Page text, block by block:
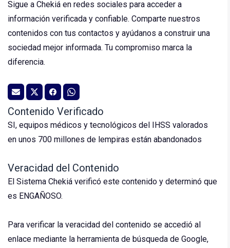
Sigue a Chekiá en redes sociales para acceder a
información verificada y confiable. Comparte nuestros
contenidos con tus contactos y ayúdanos a construir una
sociedad mejor informada. Tu compromiso marca la
diferencia.
Contenido Verificado
SI, equipos médicos y tecnológicos del IHSS valorados
en unos 700 millones de lempiras están abandonados
Veracidad del Contenido
El Sistema Chekiá verificó este contenido y determinó que
es ENGAÑOSO.
Para verificar la veracidad del contenido se accedió al
enlace mediante la herramienta de búsqueda de Google,